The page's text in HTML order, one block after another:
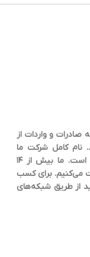
و واردات از
نام کامل شرکت ما
شرکت بازرگانی بین‌المللی پارسیان (شانگهای) است. ما بیش از ۱۴
می‌کنیم. برای کسب
از طریق شبکه‌های